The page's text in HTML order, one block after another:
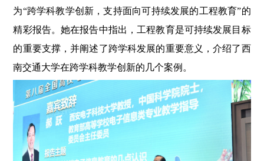
为“跨学科教学创新，支持面向可持续发展的工程教育”的
精彩报告。她在报告中指出，工程教育是可持续发展目标
的重要支撑，并阐述了跨学科发展的重要意义，介绍了西
南交通大学在跨学科教学创新的几个案例。